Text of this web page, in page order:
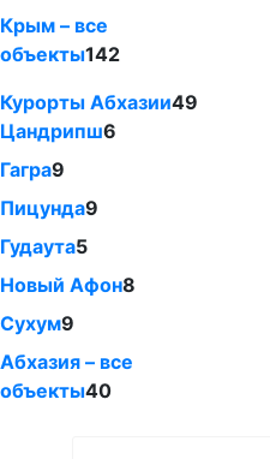
Крым – все
объекты142
Курорты Абхазии49
Цандрипш6
Гагра9
Пицунда9
Гудаута5
Новый Афон8
Сухум9
Абхазия – все
объекты40